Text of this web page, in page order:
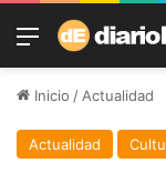
Menú
Inicio /Actualidad
Actualidad